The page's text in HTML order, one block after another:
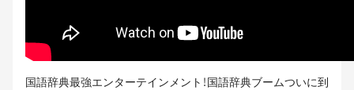
国語辞典最強エンターテインメント！国語辞典ブームついに到